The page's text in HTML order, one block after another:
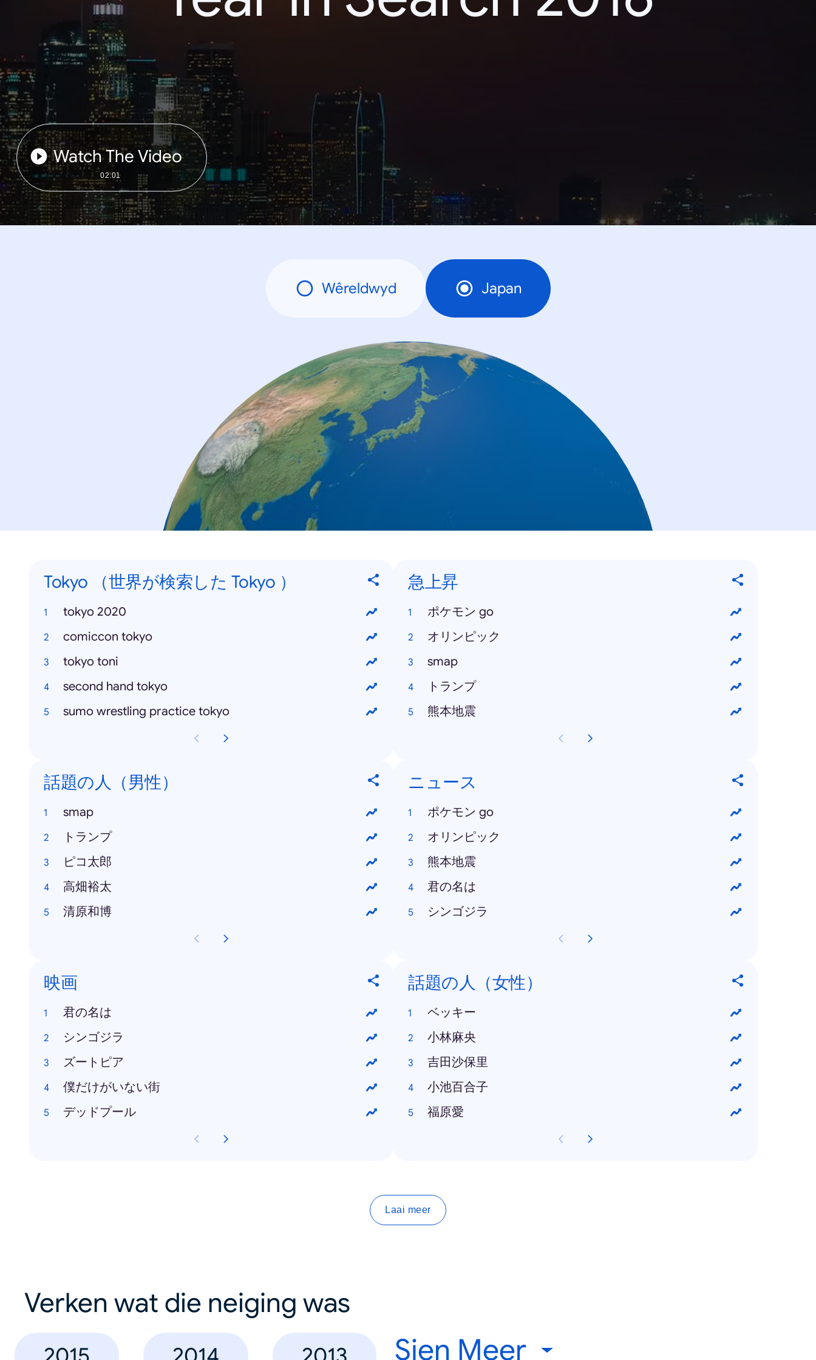
Watch The Video
02:01
Wêreldwyd Japan
Tokyo （世界が検索した Tokyo ）
tokyo 2020
comiccon tokyo
tokyo toni
second hand tokyo
sumo wrestling practice tokyo
急上昇
ポケモン go
オリンピック
smap
トランプ
熊本地震
話題の人（男性）
smap
トランプ
ピコ太郎
高畑裕太
清原和博
ニュース
ポケモン go
オリンピック
熊本地震
君の名は
シンゴジラ
映画
君の名は
シンゴジラ
ズートピア
僕だけがいない街
デッドプール
話題の人（女性）
ベッキー
小林麻央
吉田沙保里
小池百合子
福原愛
Laai meer
Verken wat die neiging was
Sien Meer